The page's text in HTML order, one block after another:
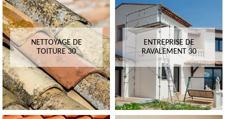
NETTOYAGE DE
TOITURE 30
ENTREPRISE DE
RAVALEMENT 30